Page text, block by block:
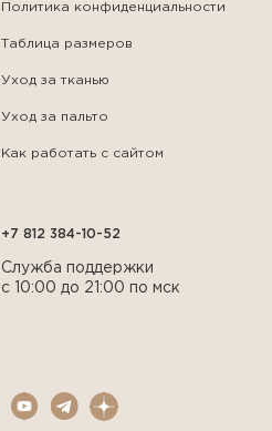
Политика конфиденциальности
Таблица размеров
Уход за тканью
Уход за пальто
Как работать с сайтом
+7 812 384-10-52
Служба поддержки
с 10:00 до 21:00 по мск